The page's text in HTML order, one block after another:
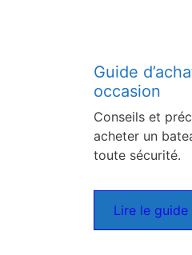
Guide
occasion
Conseils et
acheter un
toute sécurité.
Lire le guide